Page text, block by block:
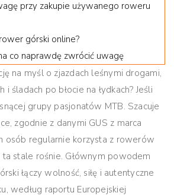
przy zakupie używanego roweru
górski online?
co naprawdę zwrócić uwagę
na myśl o zjazdach leśnymi drogami,
i śladach po błocie na łydkach? Jeśli
grupy pasjonatów MTB. Szacuje
zgodnie z danymi GUS z marca
osób regularnie korzysta z rowerów
stale rośnie. Głównym powodem
łączy wolność, siłę i autentyczne
według raportu Europejskiej